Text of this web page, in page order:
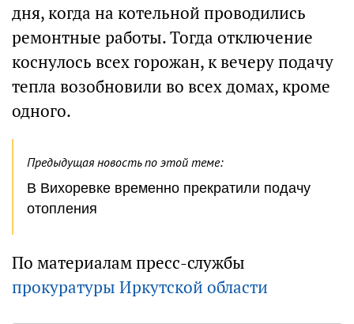
дня, когда на котельной проводились
ремонтные работы. Тогда отключение
коснулось всех горожан, к вечеру подачу
тепла возобновили во всех домах, кроме
одного.
Предыдущая новость по этой теме:
В Вихоревке временно прекратили подачу
отопления
По материалам пресс-службы
прокуратуры Иркутской области